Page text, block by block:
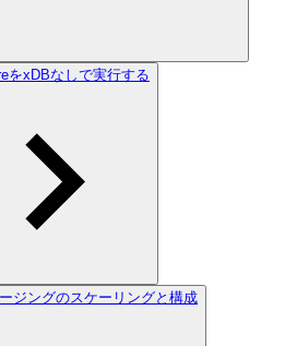
をxDBなしで実行する
ジングのスケーリングと構成